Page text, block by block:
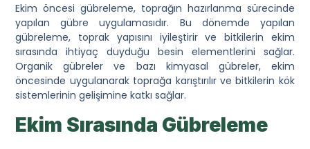
Ekim öncesi gübreleme, toprağın hazırlanma sürecinde
yapılan gübre uygulamasıdır. Bu dönemde yapılan
gübreleme, toprak yapısını iyileştirir ve bitkilerin ekim
sırasında ihtiyaç duyduğu besin elementlerini sağlar.
Organik gübreler ve bazı kimyasal gübreler, ekim
öncesinde uygulanarak toprağa karıştırılır ve bitkilerin kök
sistemlerinin gelişimine katkı sağlar.
Ekim Sırasında Gübreleme